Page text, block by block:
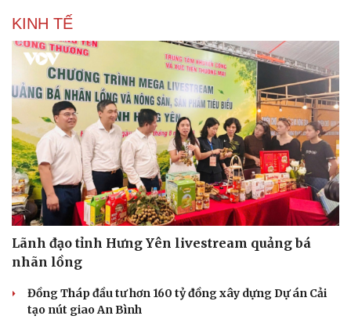
Sức khỏe
Dinh dưỡng - món ngon
Đời sống
KINH TẾ
Lãnh đạo tỉnh Hưng Yên livestream quảng bá
nhãn lồng
Đồng Tháp đầu tư hơn 160 tỷ đồng xây dựng Dự án Cải
tạo nút giao An Bình